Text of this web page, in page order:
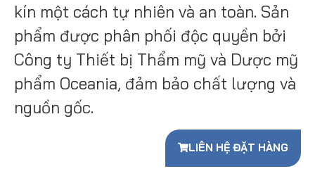
kín một cách tự nhiên và an toàn. Sản
phẩm được phân phối độc quyền bởi
Công ty Thiết bị Thẩm mỹ và Dược mỹ
phẩm Oceania, đảm bảo chất lượng và
nguồn gốc.
LIÊN HỆ ĐẶT HÀNG